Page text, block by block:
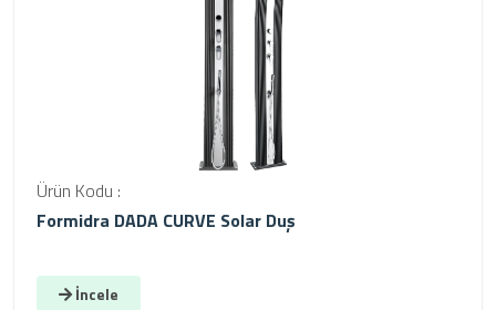
Ürün Kodu :
Formidra DADA CURVE Solar Duş
İncele